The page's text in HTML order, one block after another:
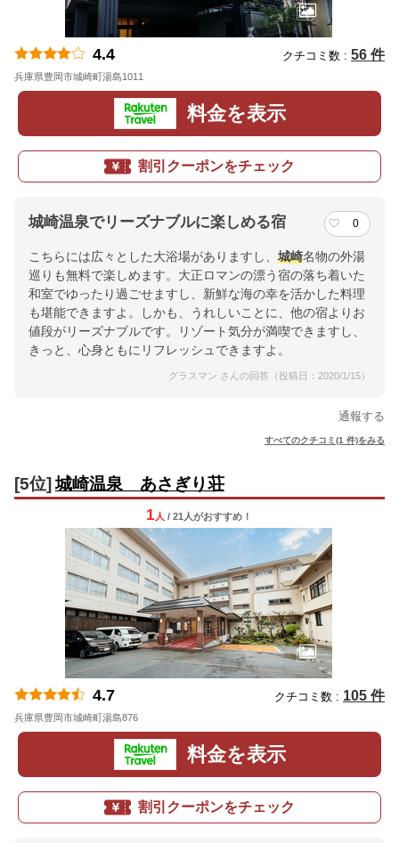
4.4 クチコミ数 : 56 件
兵庫県豊岡市城崎町湯島1011
料金を表示
割引クーポンをチェック
城崎温泉でリーズナブルに楽しめる宿 0
こちらには広々とした大浴場がありますし、 城崎名物の外湯
巡りも無料で楽しめます。大正ロマンの漂う宿の落ち着いた
和室でゆったり過ごせますし、新鮮な海の幸を活かした料理
も堪能できますよ。しかも、うれしいことに、他の宿よりお
値段がリーズナブルです。リゾート気分が満喫できますし、
きっと、心身ともにリフレッシュできますよ。
グラスマン さんの回答（投稿日：2020/1/15）
通報する
すべてのクチコミ(1 件)をみる
[5位] 城崎温泉 あさぎり荘
1 人 / 21人がおすすめ！
4.7 クチコミ数 : 105 件
兵庫県豊岡市城崎町湯島876
料金を表示
割引クーポンをチェック